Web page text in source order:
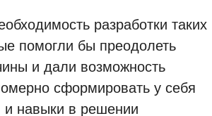
разработки таких
помогли бы преодолеть
и дали возможность
сформировать у себя
навыки в решении